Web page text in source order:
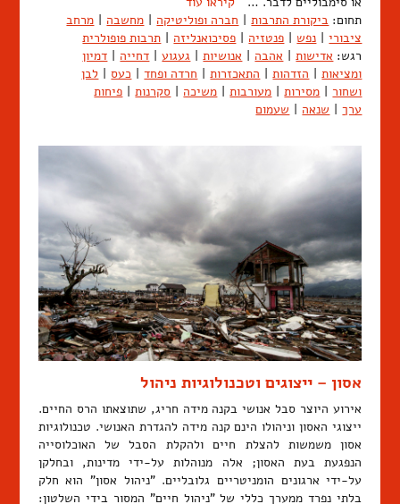
תחום: ביקורת התרבות | חברה ופוליטיקה | מחשבה | מרחב
ציבורי | נפש | פנטזיה | פסיכואנליזה | תרבות פופולרית
רגש: אדישות | אהבה | אנושיות | געגוע | דחייה | דמיון
ומציאות | הזדהות | התאכזרות | חרדה ופחד | כעס | לבן
ושחור | מסירות | מעורבות | משיכה | סקרנות | פיחות
ערך | שנאה | שעמום
אסון – ייצוגים וטכנולוגיות ניהול
אירוע היוצר סבל אנושי בקנה מידה חריג, שתוצאתו הרס החיים.
ייצוגי האסון וניהולו הינם קנה מידה להגדרת האנושי. טכנולוגיות
אסון משמשות להצלת חיים ולהקלת הסבל של האוכלוסייה
הנפגעת בעת האסון; אלה מנוהלות על-ידי מדינות, ובחלקן
על-ידי ארגונים הומניטריים גלובליים. "ניהול אסון" הוא חלק
בלתי נפרד ממערך כללי של "ניהול חיים" המסור בידי השלטון: